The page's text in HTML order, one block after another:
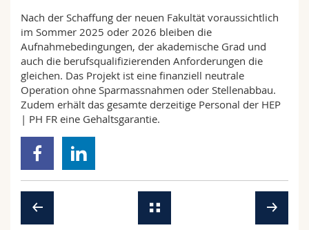
Nach der Schaffung der neuen Fakultät voraussichtlich
im Sommer 2025 oder 2026 bleiben die
Aufnahmebedingungen, der akademische Grad und
auch die berufsqualifizierenden Anforderungen die
gleichen. Das Projekt ist eine finanziell neutrale
Operation ohne Sparmassnahmen oder Stellenabbau.
Zudem erhält das gesamte derzeitige Personal der HEP
| PH FR eine Gehaltsgarantie.